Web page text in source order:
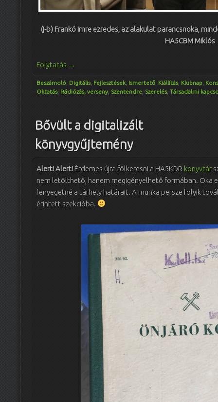
(j-b) Frankó Imre ezredes, az alakulat parancsnoka,
HA5CBM Miklós
Folytatás →
Beszámoló Digitális, Fejlesztések Ismertető Kiállítás, Klubnap
Oktatás, Rádiózás, verseny Szentendre Szerelés, Társadalmi
Bővült a digitalizált
könyvgyűjtemény
Alert! Alert! Érdemes újra fölkeresni a HA5KDR könyvtár
nem letölthető, hanem megigényelhető formában. Oka
fenyegetné a tárhely határait. A munka persze folyik
érintett szekcióba.